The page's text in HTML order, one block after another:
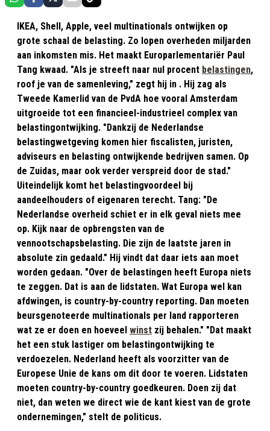
IKEA, Shell, Apple, veel multinationals ontwijken op
grote schaal de belasting. Zo lopen overheden miljarden
aan inkomsten mis. Het maakt Europarlementariër Paul
Tang kwaad. "Als je streeft naar nul procent belastingen,
roof je van de samenleving," zegt hij in . Hij zag als
Tweede Kamerlid van de PvdA hoe vooral Amsterdam
uitgroeide tot een financieel-industrieel complex van
belastingontwijking. "Dankzij de Nederlandse
belastingwetgeving komen hier fiscalisten, juristen,
adviseurs en belasting ontwijkende bedrijven samen. Op
de Zuidas, maar ook verder verspreid door de stad."
Uiteindelijk komt het belastingvoordeel bij
aandeelhouders of eigenaren terecht. Tang: "De
Nederlandse overheid schiet er in elk geval niets mee
op. Kijk naar de opbrengsten van de
vennootschapsbelasting. Die zijn de laatste jaren in
absolute zin gedaald." Hij vindt dat daar iets aan moet
worden gedaan. "Over de belastingen heeft Europa niets
te zeggen. Dat is aan de lidstaten. Wat Europa wel kan
afdwingen, is country-by-country reporting. Dan moeten
beursgenoteerde multinationals per land rapporteren
wat ze er doen en hoeveel winst zij behalen." "Dat maakt
het een stuk lastiger om belastingontwijking te
verdoezelen. Nederland heeft als voorzitter van de
Europese Unie de kans om dit door te voeren. Lidstaten
moeten country-by-country goedkeuren. Doen zij dat
niet, dan weten we direct wie de kant kiest van de grote
ondernemingen," stelt de politicus.